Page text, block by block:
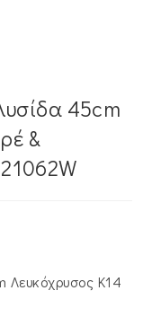
45cm
&
€1,130.00.
Λευκόχρυσος Κ14